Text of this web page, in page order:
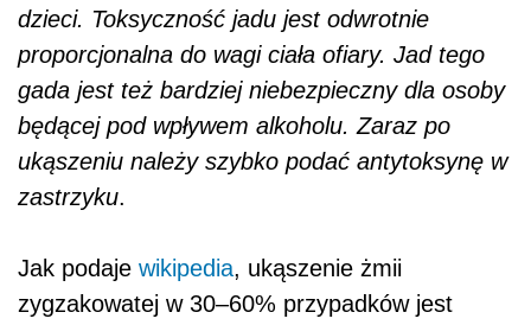
dzieci. Toksyczność jadu jest odwrotnie
proporcjonalna do wagi ciała ofiary. Jad tego
gada jest też bardziej niebezpieczny dla osoby
będącej pod wpływem alkoholu. Zaraz po
ukąszeniu należy szybko podać antytoksynę w
zastrzyku.
Jak podaje wikipedia, ukąszenie żmii
zygzakowatej w 30–60% przypadków jest